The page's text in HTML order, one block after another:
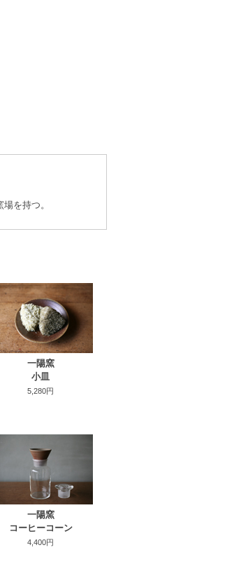
を持つ。
一陽窯
小皿
5,280円
一陽窯
コーヒーコーン
4,400円